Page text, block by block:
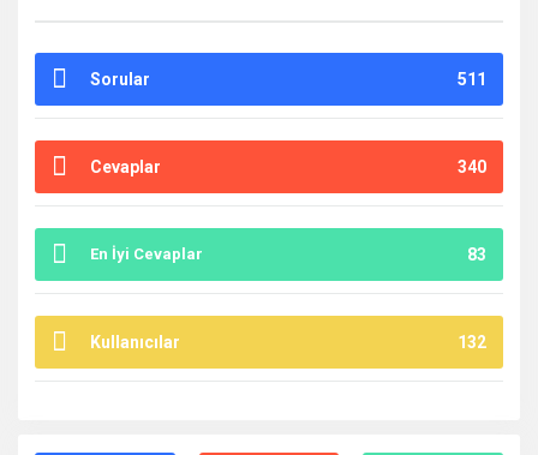
Sorular 511
Cevaplar 340
En İyi Cevaplar 83
Kullanıcılar 132